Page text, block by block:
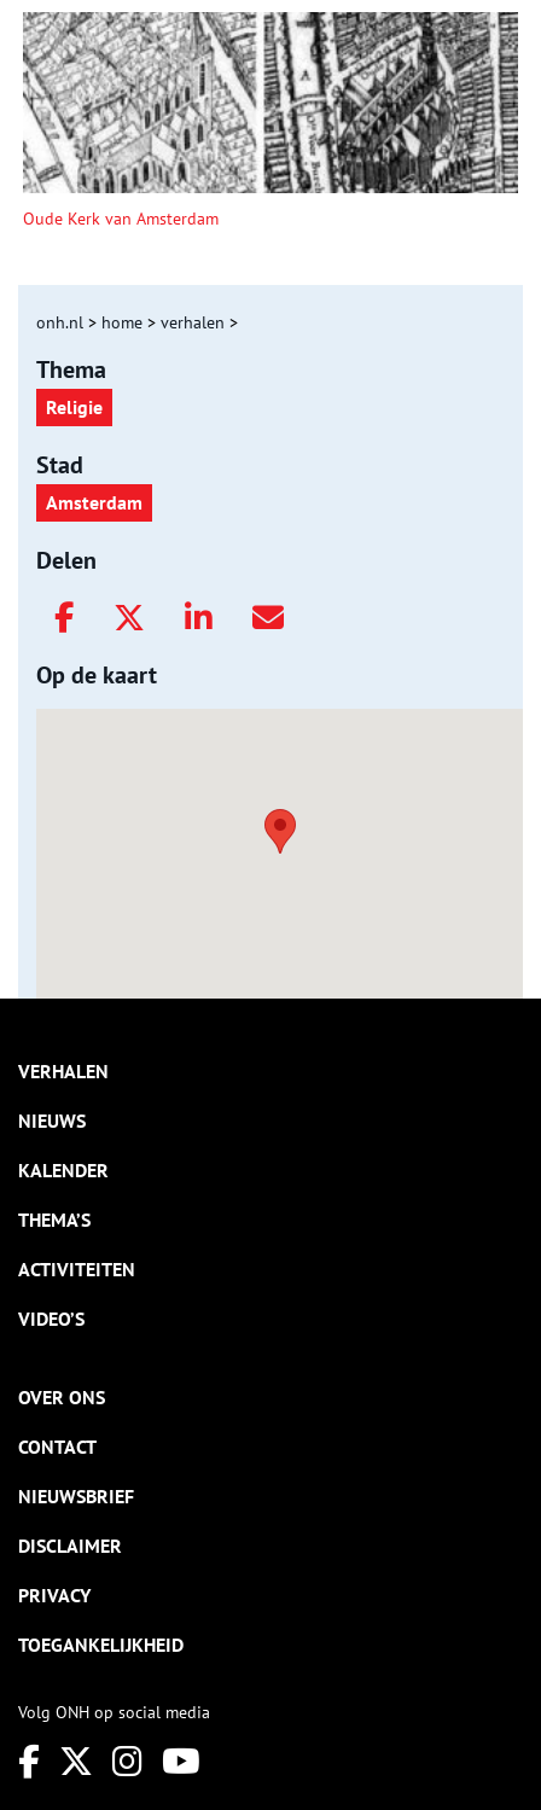
Oude Kerk van Amsterdam
onh.nl > home > verhalen >
Thema
Religie
Stad
Amsterdam
Delen
Op de kaart
VERHALEN
NIEUWS
KALENDER
THEMA’S
ACTIVITEITEN
VIDEO’S
OVER ONS
CONTACT
NIEUWSBRIEF
DISCLAIMER
PRIVACY
TOEGANKELIJKHEID
Volg ONH op social media